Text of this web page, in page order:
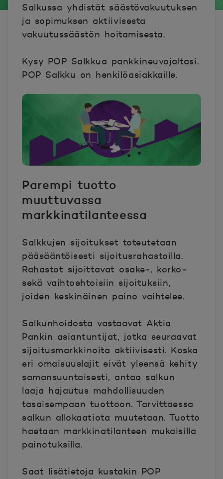
Salkussa yhdistät säästövakuutuksen
ja sopimuksen aktiivisesta
vakuutussäästön hoitamisesta.
Kysy POP Salkkua pankkineuvojaltasi.
POP Salkku on henkilöasiakkaille.
Parempi tuotto
muuttuvassa
markkinatilanteessa
Salkkujen sijoitukset toteutetaan
pääsääntöisesti sijoitusrahastoilla.
Rahastot sijoittavat osake-, korko-
sekä vaihtoehtoisiin sijoituksiin,
joiden keskinäinen paino vaihtelee.
Salkunhoidosta vastaavat Aktia
Pankin asiantuntijat, jotka seuraavat
sijoitusmarkkinoita aktiivisesti. Koska
eri omaisuuslajit eivät yleensä kehity
samansuuntaisesti, antaa salkun
laaja hajautus mahdollisuuden
tasaisempaan tuottoon. Tarvittaessa
salkun allokaatiota muutetaan. Tuotto
haetaan markkinatilanteen mukaisilla
painotuksilla.
Saat lisätietoja kustakin POP